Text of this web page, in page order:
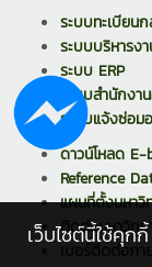
ระบบทะเบียน
ระบบบริหารง
ระบบ ERP
ระบบสำนักง
ระบบแจ้งซ่อม
ดาวน์โหลด E-
Reference
แผนที่ตั้งมหาวิ
ติดต่อมหาวิทย
เบอร์ติดต่อภา
เว็บไซต์นี้ใช้คุกกี้